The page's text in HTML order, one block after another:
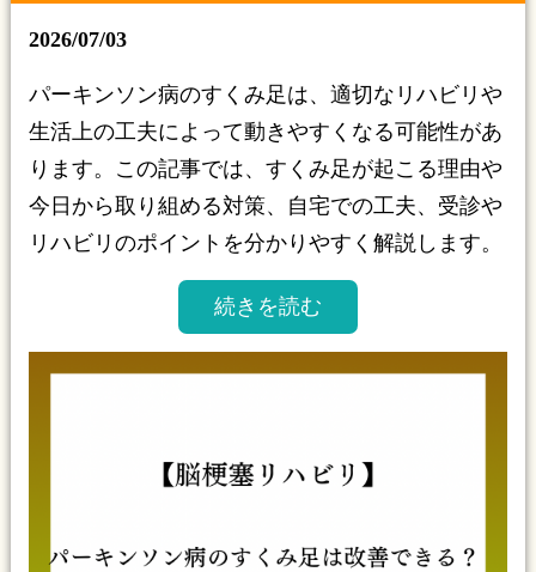
2026/07/03
パーキンソン病のすくみ足は、適切なリハビリや
生活上の工夫によって動きやすくなる可能性があ
ります。この記事では、すくみ足が起こる理由や
今日から取り組める対策、自宅での工夫、受診や
リハビリのポイントを分かりやすく解説します。
続きを読む